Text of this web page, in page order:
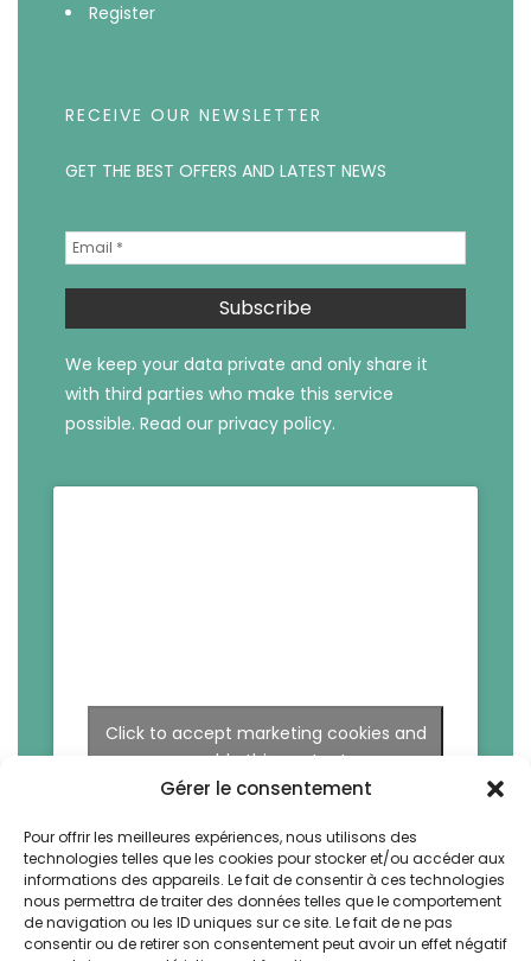
Gérer le consentement
Pour offrir les meilleures expériences, nous utilisons des
technologies telles que les cookies pour stocker et/ou accéder aux
informations des appareils. Le fait de consentir à ces technologies
nous permettra de traiter des données telles que le comportement
de navigation ou les ID uniques sur ce site. Le fait de ne pas
consentir ou de retirer son consentement peut avoir un effet négatif
Register
RECEIVE OUR NEWSLETTER
GET THE BEST OFFERS AND LATEST NEWS
We keep your data private and only share it
with third parties who make this service
possible. Read our privacy policy.
Click to accept marketing cookies and
enable this content